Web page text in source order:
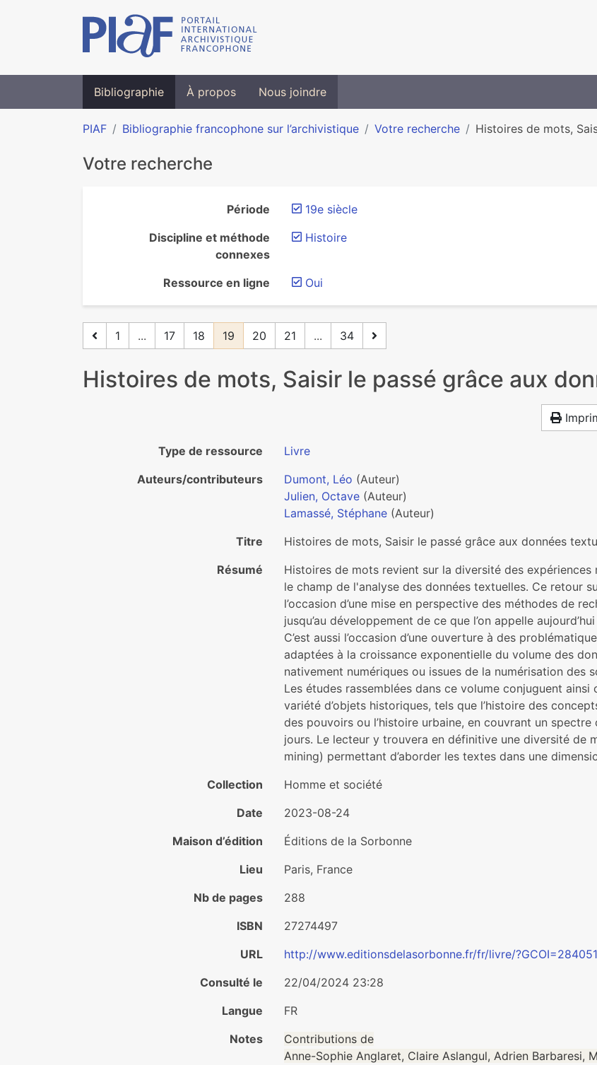
Bibliographie À propos Nous joindre
PIAF Bibliographie francophone sur l’archivistique Votre recherche Histoires de mots,
Votre recherche
Période
19e siècle
Discipline et méthode
connexes
Histoire
Ressource en ligne Oui
1 ... 17 18 19 20 21 ... 34
Histoires de mots, Saisir le passé grâce aux
Type de ressource
Livre
Auteurs/contributeurs
Dumont, Léo (Auteur)
Julien, Octave (Auteur)
Lamassé, Stéphane (Auteur)
Titre
Histoires de mots, Saisir le passé grâce aux données
Résumé
Histoires de mots revient sur la diversité des
le champ de l'analyse des données textuelles. Ce retour
l’occasion d’une mise en perspective des méthodes de
jusqu’au développement de ce que l’on appelle
C’est aussi l’occasion d’une ouverture à des
adaptées à la croissance exponentielle du volume des
nativement numériques ou issues de la numérisation des
Les études rassemblées dans ce volume conjuguent
variété d’objets historiques, tels que l’histoire des
des pouvoirs ou l’histoire urbaine, en couvrant un
jours. Le lecteur y trouvera en définitive une diversité
mining) permettant d’aborder les textes dans une
Collection
Homme et société
Date
2023-08-24
Maison d’édition
Éditions de la Sorbonne
Lieu
Paris, France
Nb de pages
288
ISBN
27274497
URL
http://www.editionsdelasorbonne.fr/fr/livre/
Consulté le
22/04/2024 23:28
Langue
FR
Notes
Contributions de
Anne-Sophie Anglaret, Claire Aslangul, Adrien Barbaresi,